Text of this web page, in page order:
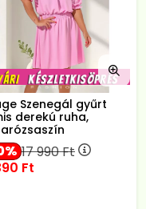
Szenegál gyűrt
derekú ruha,
17 990Ft
Ft